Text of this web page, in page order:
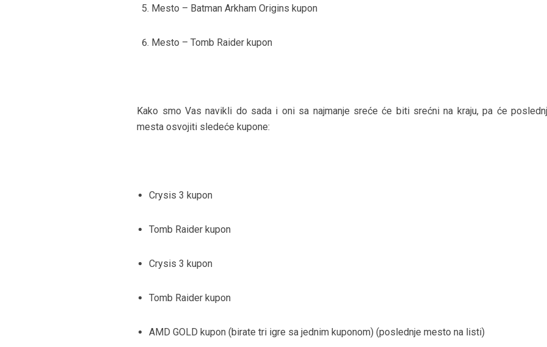
Mesto – Batman Arkham Origins kupon
Mesto – Tomb Raider kupon
Kako smo Vas navikli do sada i oni sa najmanje sreće će biti srećni na kraju, pa će
mesta osvojiti sledeće kupone:
Crysis 3 kupon
Tomb Raider kupon
Crysis 3 kupon
Tomb Raider kupon
AMD GOLD kupon (birate tri igre sa jednim kuponom) (poslednje mesto na listi)